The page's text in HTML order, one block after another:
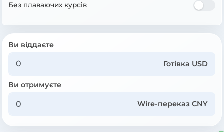
Без плаваючих курсів
Ви віддаєте
Готівка USD
Ви отримуєте
Wire-переказ CNY